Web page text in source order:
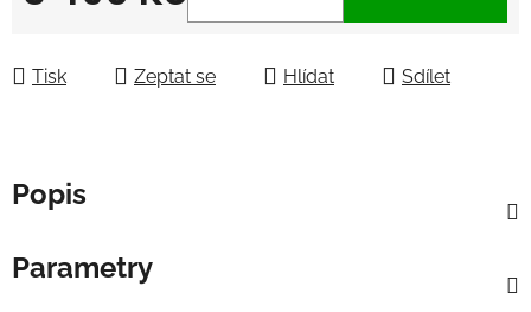
Tisk Zeptat se Hlídat Sdílet
Popis
Parametry